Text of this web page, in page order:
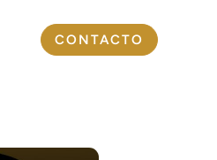
CONTACTO